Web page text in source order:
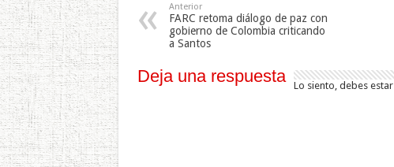
Anterior
FARC retoma diálogo de paz con
gobierno de Colombia criticando
a Santos
Deja una respuesta Lo siento, debes estar